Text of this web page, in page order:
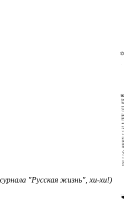
"Русская жизнь", хи-хи!)